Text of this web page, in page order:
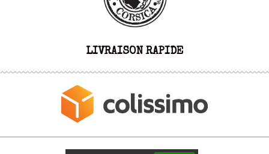
LIVRAISON RAPIDE